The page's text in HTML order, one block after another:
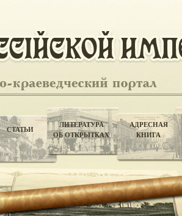
СТАТЬИ
ЛИТЕРАТУРА
ОБ ОТКРЫТКАХ
АДРЕСНАЯ
КНИГА